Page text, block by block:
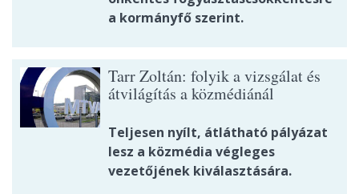
a kormányfő szerint.
Tarr Zoltán: folyik a vizsgálat és
átvilágítás a közmédiánál
Teljesen nyílt, átlátható pályázat
lesz a közmédia végleges
vezetőjének kiválasztására.